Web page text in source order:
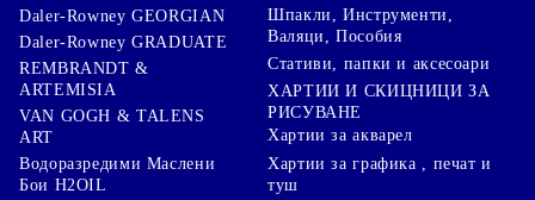
Daler-Rowney GEORGIAN
Daler-Rowney GRADUATE
REMBRANDT &
ARTEMISIA
VAN GOGH & TALENS
ART
Водоразредими Маслени
Бои H2OIL
Шпакли, Инструменти,
Валяци, Пособия
Стативи, папки и аксесоари
ХАРТИИ И СКИЦНИЦИ ЗА
РИСУВАНЕ
Хартии за акварел
Хартии за графика , печат и
туш